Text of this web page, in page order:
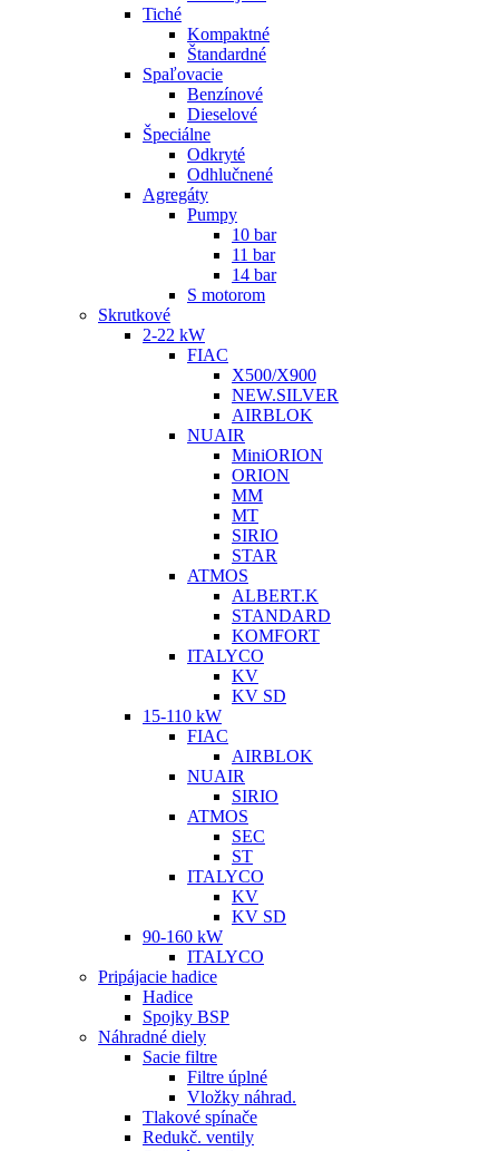
Tiché
Kompaktné
Štandardné
Spaľovacie
Benzínové
Dieselové
Špeciálne
Odkryté
Odhlučnené
Agregáty
Pumpy
10 bar
11 bar
14 bar
S motorom
Skrutkové
2-22 kW
FIAC
X500/X900
NEW.SILVER
AIRBLOK
NUAIR
MiniORION
ORION
MM
MT
SIRIO
STAR
ATMOS
ALBERT.K
STANDARD
KOMFORT
ITALYCO
KV
KV SD
15-110 kW
FIAC
AIRBLOK
NUAIR
SIRIO
ATMOS
SEC
ST
ITALYCO
KV
KV SD
90-160 kW
ITALYCO
Pripájacie hadice
Hadice
Spojky BSP
Náhradné diely
Sacie filtre
Filtre úplné
Vložky náhrad.
Tlakové spínače
Redukč. ventily